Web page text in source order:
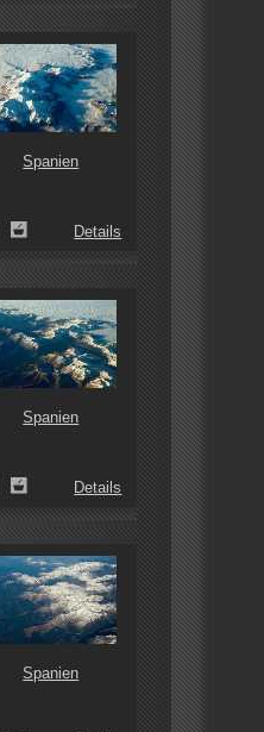
Spanien
Details
Spanien
Details
Spanien